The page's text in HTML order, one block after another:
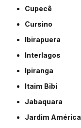
Cupecê
Cursino
Ibirapuera
Interlagos
Ipiranga
Itaim Bibi
Jabaquara
Jardim América